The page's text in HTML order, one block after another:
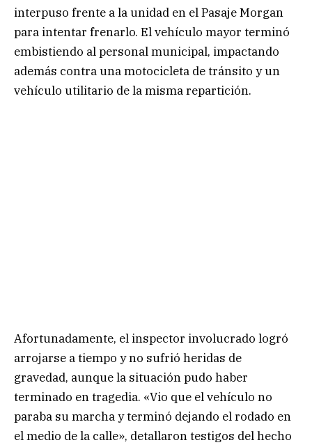
interpuso frente a la unidad en el Pasaje Morgan
para intentar frenarlo. El vehículo mayor terminó
embistiendo al personal municipal, impactando
además contra una motocicleta de tránsito y un
vehículo utilitario de la misma repartición.
Afortunadamente, el inspector involucrado logró
arrojarse a tiempo y no sufrió heridas de
gravedad, aunque la situación pudo haber
terminado en tragedia. «Vio que el vehículo no
paraba su marcha y terminó dejando el rodado en
el medio de la calle», detallaron testigos del hecho